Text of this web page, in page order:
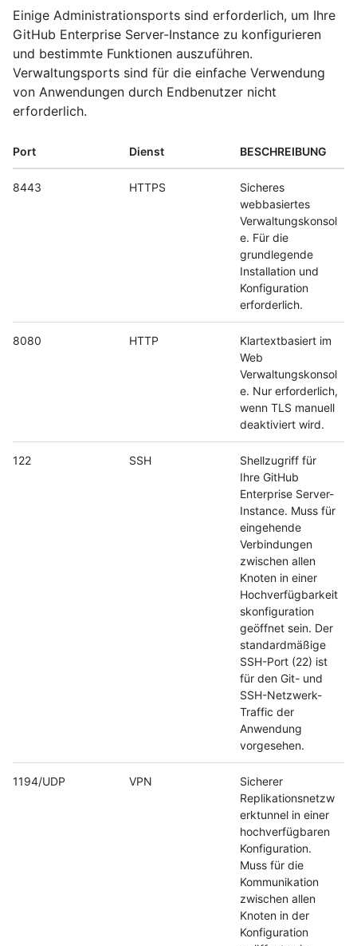
Einige Administrationsports sind erforderlich, um Ihre
GitHub Enterprise Server-Instance zu konfigurieren
und bestimmte Funktionen auszuführen.
Verwaltungsports sind für die einfache Verwendung
von Anwendungen durch Endbenutzer nicht
erforderlich.
Port Dienst BESCHREIBUNG
8443 HTTPS
Sicheres
webbasiertes
Verwaltungskonsol
e. Für die
grundlegende
Installation und
Konfiguration
erforderlich.
8080 HTTP
Klartextbasiert im
Web
Verwaltungskonsol
e. Nur erforderlich,
wenn TLS manuell
deaktiviert wird.
122 SSH
Shellzugriff für
Ihre GitHub
Enterprise Server-
Instance. Muss für
eingehende
Verbindungen
zwischen allen
Knoten in einer
Hochverfügbarkeit
skonfiguration
geöffnet sein. Der
standardmäßige
SSH-Port (22) ist
für den Git- und
SSH-Netzwerk-
Traffic der
Anwendung
vorgesehen.
1194/UDP VPN
Sicherer
Replikationsnetzw
erktunnel in einer
hochverfügbaren
Konfiguration.
Muss für die
Kommunikation
zwischen allen
Knoten in der
Konfiguration